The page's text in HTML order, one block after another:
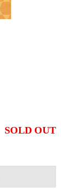
SOLD OUT